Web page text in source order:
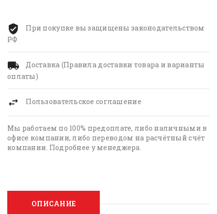
При покупке вы защищены законодательством
РФ
Доставка (Правила доставки товара и варианты
оплаты)
Пользовательское соглашение
Мы работаем по 100% предоплате, либо наличными в
офисе компании, либо переводом на расчётный счёт
компании. Подробнее у менеджера.
ОПИСАНИЕ